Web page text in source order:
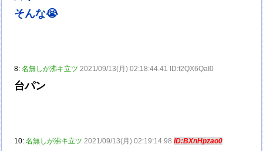
そんな😭
8:名無しが沸キ立ツ 2021/09/13(月) 02:18:44.41 ID:f2QX6QaI0
台パン
10:名無しが沸キ立ツ 2021/09/13(月) 02:19:14.98ID:BXnHpzao0